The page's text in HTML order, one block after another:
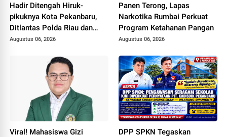
Hadir Ditengah Hiruk-
pikuknya Kota Pekanbaru,
Ditlantas Polda Riau dan
Polantas KARIB Kobarkan
Nasionalisme dan Green
Policing Jelang HUT RI Ke-
Augustus 06, 2026
Panen Terong, Lapas
Narkotika Rumbai Perkuat
Program Ketahanan Pangan
Augustus 06, 2026
Viral! Mahasiswa Gizi
DPP SPKN Tegaskan